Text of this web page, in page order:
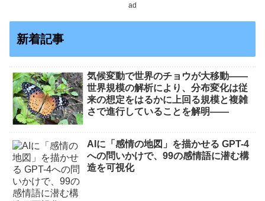
ad
新着記事
気候変動で世界のチョウが大移動――
世界規模の解析により、分布変化は従
来の想定をはるかに上回る規模と複雑
さで進行していることを解明――
AIに「感情の地図」を描かせる GPT-4
への問いかけで、99の感情語に潜む構
造を可視化